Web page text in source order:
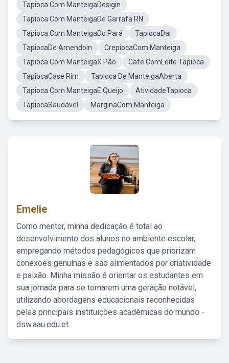
Tapioca Com ManteigaDesigin
Tapioca Com ManteigaDe Garrafa RN
Tapioca Com ManteigaDo Pará
TapiocaDai
TapiocaDe Amendoin
CrepiocaCom Manteiga
Tapioca Com ManteigaX Pão
Cafe ComLeite Tapioca
TapiocaCase Rim
Tapioca De ManteigaAberta
Tapioca Com ManteigaE Queijo
AtividadeTapioca
TapiocaSaudável
MarginaCom Manteiga
Emelie
Como mentor, minha dedicação é total ao
desenvolvimento dos alunos no ambiente escolar,
empregando métodos pedagógicos que priorizam
conexões genuínas e são alimentados por criatividade
e paixão. Minha missão é orientar os estudantes em
sua jornada para se tornarem uma geração notável,
utilizando abordagens educacionais reconhecidas
pelas principais instituições acadêmicas do mundo -
dsw.aau.edu.et.